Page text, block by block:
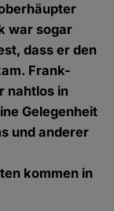
war sogar
dass er den
Frank-
nahtlos in
Gelegenheit
und anderer
kommen in